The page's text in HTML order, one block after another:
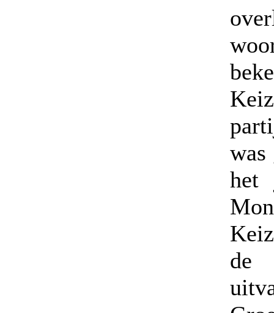
was
het
de